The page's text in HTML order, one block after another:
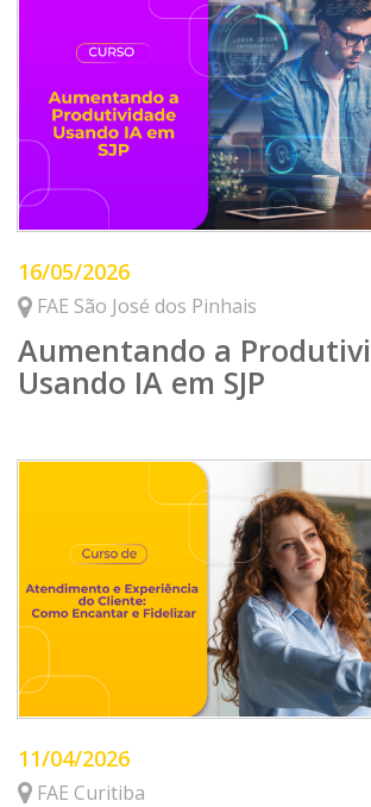
16/05/2026
FAE São José dos Pinhais
Aumentando a
Usando IA em SJP
11/04/2026
FAE Curitiba